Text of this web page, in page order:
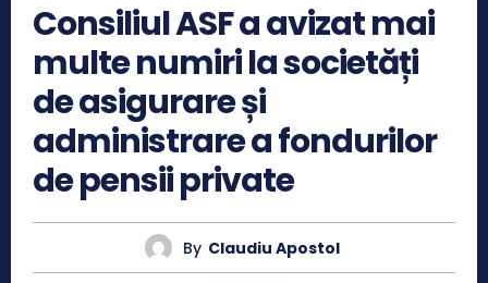
Consiliul ASF a avizat mai
multe numiri la societăți
de asigurare și
administrare a fondurilor
de pensii private
By Claudiu Apostol